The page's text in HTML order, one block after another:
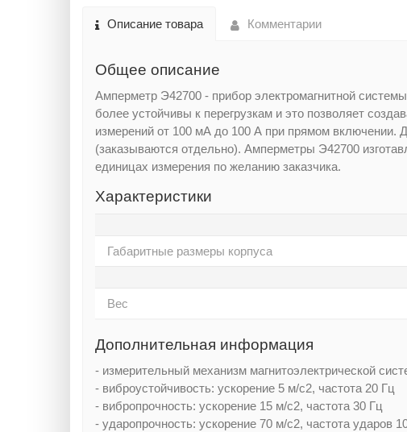
Описание товара Комментарии
Общее описание
Амперметр Э42700 - прибор электромагнитной
более устойчивы к перегрузкам и это позволяет
измерений от 100 мА до 100 А при прямом включении.
(заказываются отдельно). Амперметры Э42700
единицах измерения по желанию заказчика.
Характеристики
Габаритные размеры корпуса
Вес
Дополнительная информация
- измерительный механизм магнитоэлектрической
- виброустойчивость: ускорение 5 м/с2, частота 20 Гц
- вибропрочность: ускорение 15 м/с2, частота 30 Гц
- ударопрочность: ускорение 70 м/с2, частота ударов